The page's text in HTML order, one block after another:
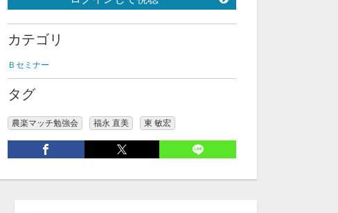
カテゴリ
Ｂセミナー
タグ
農楽マッチ勉強会 福永 直美 東 敏宏